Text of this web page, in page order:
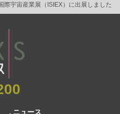
際宇宙産業展（ISIEX）に出展しました
ニュース